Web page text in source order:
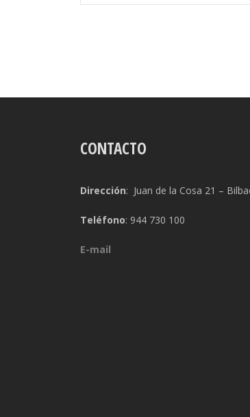
CONTACTO
Dirección: Juan de la Cosa 21 –
Teléfono: 944 730 100
E-mail